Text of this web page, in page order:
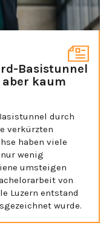
Basistunnel
aber kaum
durch
verkürzten
haben viele
wenig
umsteigen
von
Luzern entstand
wurde.